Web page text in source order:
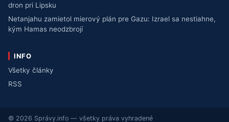
dron pri Lipsku
Netanjahu zamietol mierový plán pre Gazu: Izrael sa nestiahne,
kým Hamas neodzbrojí
INFO
Všetky články
RSS
© 2026 Správy.info — všetky práva vyhradené